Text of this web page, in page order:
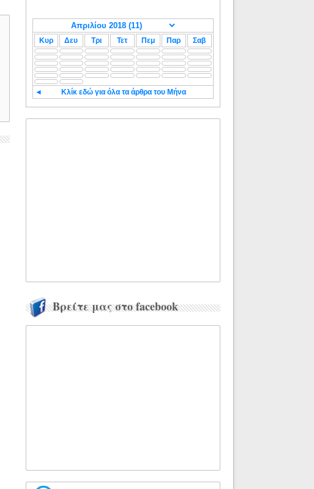
Κυρ Δευ Τρι Τετ Πεμ Παρ Σαβ
◄ Κλίκ εδώ για όλα τα άρθρα του Μήνα
Βρείτε μας στο facebook